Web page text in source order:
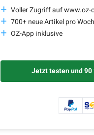
Voller Zugriff auf www.oz-
700+ neue Artikel pro
OZ-App inklusive
Jetzt testen und 90